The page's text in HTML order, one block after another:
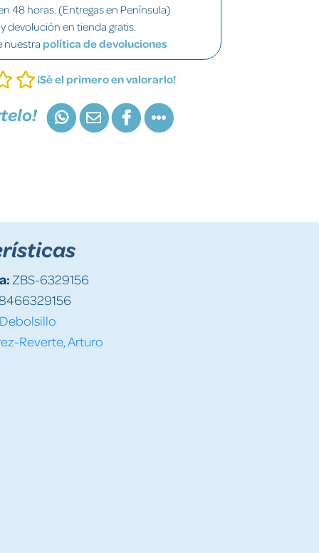
48 horas. (Entregas en Península)
devolución en tienda gratis.
nuestra política de devoluciones
¡Sé el primero en valorarlo!
ZBS-6329156
Debolsillo
Reverte, Arturo